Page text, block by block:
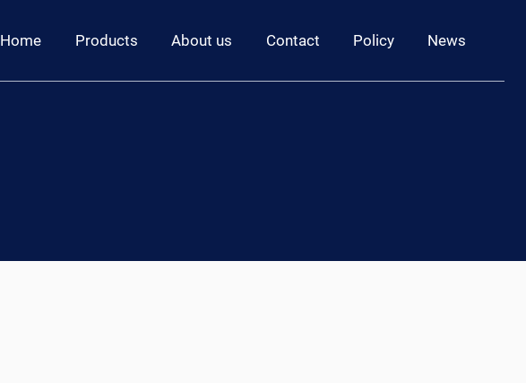
Home Products About us Contact Policy News